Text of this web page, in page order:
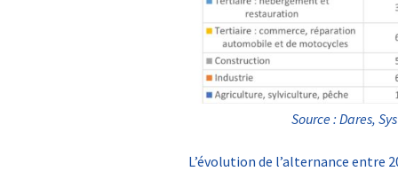
Source : Dares,
L’évolution de l’alternance entre